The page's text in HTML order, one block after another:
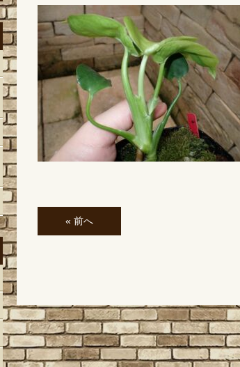
« 前へ